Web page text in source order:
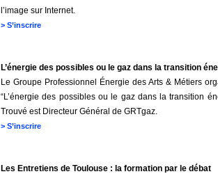
l’image sur Internet.
> S’inscrire
L’énergie des possibles ou le gaz dans la transition
Le Groupe Professionnel Énergie des Arts & Métiers
“L’énergie des possibles ou le gaz dans la transition
Trouvé est Directeur Général de GRTgaz.
> S’inscrire
Les Entretiens de Toulouse : la formation par le débat